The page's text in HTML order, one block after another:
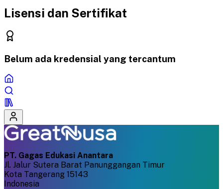
Lisensi dan Sertifikat
Belum ada kredensial yang tercantum
PT. Gagas Edukasi Anantara
Jl. Jalur Sutera Barat Panunggangan Timur
Kota Tangerang 15143
Indonesia